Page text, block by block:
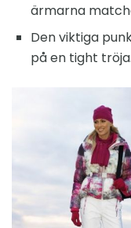
ärmarna
Den viktiga
på en tight tröja.